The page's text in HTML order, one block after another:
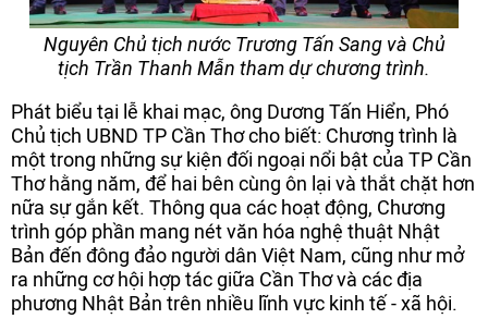
Nguyên Chủ tịch nước Trương Tấn Sang và Chủ
tịch Trần Thanh Mẫn tham dự chương trình.
Phát biểu tại lễ khai mạc, ông Dương Tấn Hiển, Phó
Chủ tịch UBND TP Cần Thơ cho biết: Chương trình là
một trong những sự kiện đối ngoại nổi bật của TP Cần
Thơ hằng năm, để hai bên cùng ôn lại và thắt chặt hơn
nữa sự gắn kết. Thông qua các hoạt động, Chương
trình góp phần mang nét văn hóa nghệ thuật Nhật
Bản đến đông đảo người dân Việt Nam, cũng như mở
ra những cơ hội hợp tác giữa Cần Thơ và các địa
phương Nhật Bản trên nhiều lĩnh vực kinh tế - xã hội.